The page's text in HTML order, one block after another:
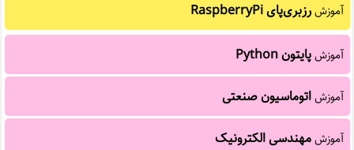
آموزشرزبری‌پای RaspberryPi
آموزشپایتون Python
آموزشاتوماسیون صنعتی
آموزشمهندسی الکترونیک